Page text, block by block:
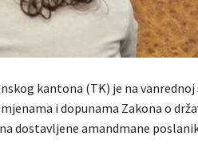
kantona (TK) je na
i dopunama Zakona o
dostavljene amandmane